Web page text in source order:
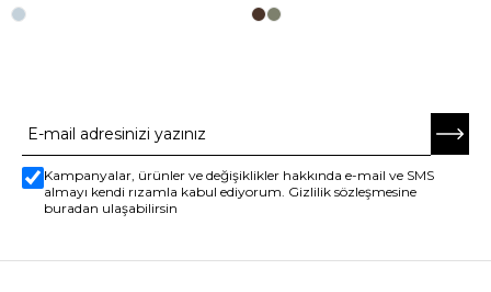
Kampanyalar, ürünler ve değişiklikler hakkında e-mail ve SMS
almayı kendi rızamla kabul ediyorum. Gizlilik sözleşmesine
buradan ulaşabilirsin